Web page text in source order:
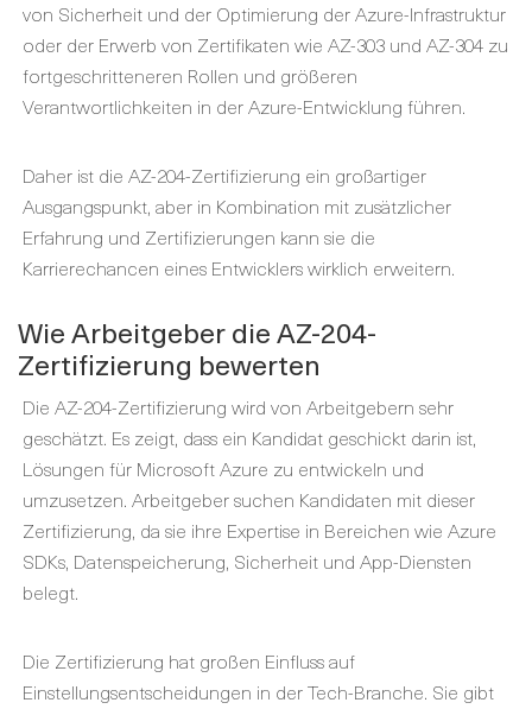
von Sicherheit und der Optimierung der Azure-Infrastruktur
oder der Erwerb von Zertifikaten wie AZ-303 und AZ-304 zu
fortgeschritteneren Rollen und größeren
Verantwortlichkeiten in der Azure-Entwicklung führen.
Daher ist die AZ-204-Zertifizierung ein großartiger
Ausgangspunkt, aber in Kombination mit zusätzlicher
Erfahrung und Zertifizierungen kann sie die
Karrierechancen eines Entwicklers wirklich erweitern.
Wie Arbeitgeber die AZ-204-
Zertifizierung bewerten
Die AZ-204-Zertifizierung wird von Arbeitgebern sehr
geschätzt. Es zeigt, dass ein Kandidat geschickt darin ist,
Lösungen für Microsoft Azure zu entwickeln und
umzusetzen. Arbeitgeber suchen Kandidaten mit dieser
Zertifizierung, da sie ihre Expertise in Bereichen wie Azure
SDKs, Datenspeicherung, Sicherheit und App-Diensten
belegt.
Die Zertifizierung hat großen Einfluss auf
Einstellungsentscheidungen in der Tech-Branche. Sie gibt